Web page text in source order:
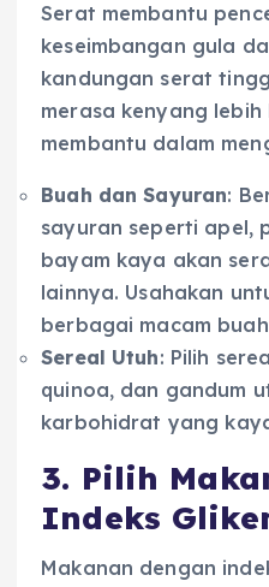
Serat membantu
keseimbangan gula
kandungan serat
merasa kenyang
membantu dalam
Buah dan Sayuran:
sayuran seperti apel,
bayam kaya akan
lainnya. Usahakan
berbagai macam
Sereal Utuh: Pilih
quinoa, dan gandum
karbohidrat yang
3. Pilih
Indeks
Makanan dengan